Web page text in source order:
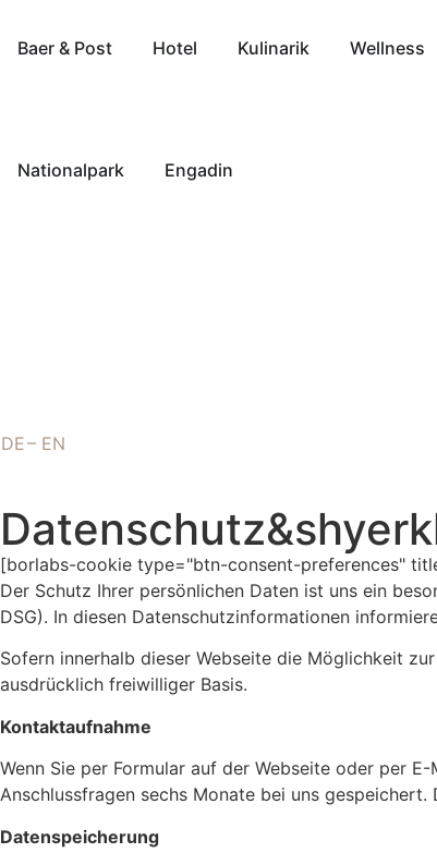
Baer & Post Hotel Kulinarik Wellness
Nationalpark Engadin
DE EN
[borlabs-cookie type="btn-consent-preferences"
Der Schutz Ihrer persönlichen Daten ist uns ein
DSG). In diesen Datenschutzinformationen
Sofern innerhalb dieser Webseite die Möglichkeit
ausdrücklich freiwilliger Basis.
Kontaktaufnahme
Wenn Sie per Formular auf der Webseite oder per
Anschlussfragen sechs Monate bei uns
Datenspeicherung